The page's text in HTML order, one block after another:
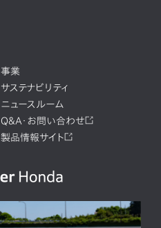
事業
サステナビリティ
ニュースルーム
Q&A・お問い合わせ
製品情報サイト